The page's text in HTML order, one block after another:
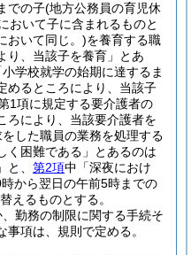
での子(地方公務員の育児休
おいて子に含まれるものと
おいて同じ。)を養育する職
り、当該子を養育」とあ
学校就学の始期に達するま
めるところにより、当該子
1項に規定する要介護者の
ろにより、当該要介護者を
した職員の業務を処理する
く困難である」とあるのは
と、 第2項中「深夜におけ
から翌日の午前5時までの
えるものとする。
勤務の制限に関する手続そ
項は、規則で定める。